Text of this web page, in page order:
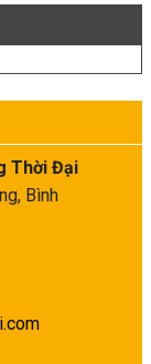
Thời Đại
Bình